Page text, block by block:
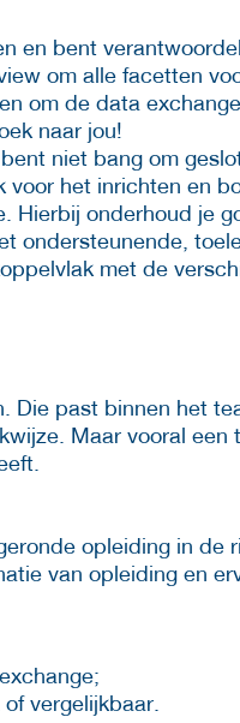
en bent
om alle facetten
om de data
naar jou!
niet bang om
voor het inrichten en
Hierbij onderhoud je
ondersteunende,
met de
Die past binnen het
Maar vooral een
opleiding in de
van opleiding en
vergelijkbaar.